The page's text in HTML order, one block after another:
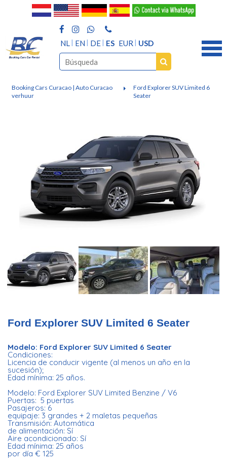
NL EN DE ES EUR USD
Booking Cars Curacao | Auto Curacao
verhuur
Ford Explorer SUV Limited 6
Seater
Ford Explorer SUV Limited 6 Seater
Modelo: Ford Explorer SUV Limited 6 Seater
Condiciones:
Licencia de conducir vigente (al menos un año en la
sucesión);
Edad mínima: 25 años.
Modelo: Ford Explorer SUV Limited Benzine / V6
Puertas: 5 puertas
Pasajeros: 6
equipaje: 3 grandes + 2 maletas pequeñas
Transmisión: Automática
de alimentación: Sí
Aire acondicionado: Sí
Edad mínima: 25 años
por día € 125